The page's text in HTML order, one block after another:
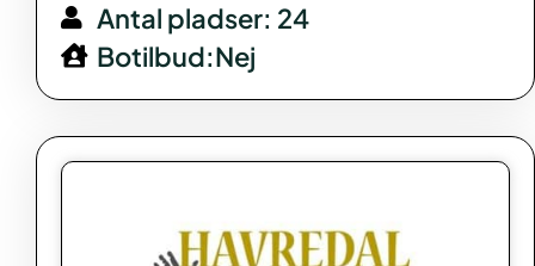
Antal pladser: 24
Botilbud:Nej